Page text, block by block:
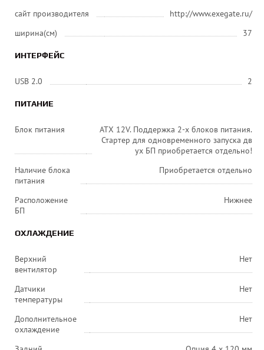
сайт производителя
http://www.exegate.ru/
ширина(см)
37
ИНТЕРФЕЙС
USB 2.0 2
ПИТАНИЕ
Блок питания
ATX 12V. Поддержка 2-х блоков питания.
Стартер для одновременного запуска дв
ух БП приобретается отдельно!
Наличие блока
питания
Приобретается отдельно
Расположение
БП
Нижнее
ОХЛАЖДЕНИЕ
Верхний
вентилятор
Нет
Датчики
температуры
Нет
Дополнительное
охлаждение
Нет